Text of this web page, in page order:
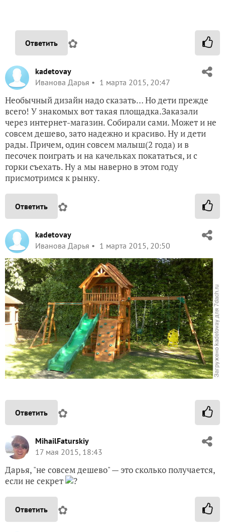
Ответить ✿
kadetovay
Иванова Дарья
1 марта 2015, 20:47
Необычный дизайн надо сказать… Но дети прежде
всего! У знакомых вот такая площадка.Заказали
через интернет-магазин. Собирали сами. Может и не
совсем дешево, зато надежно и красиво. Ну и дети
рады. Причем, один совсем малыш(2 года) и в
песочек поиграть и на качельках покататься, и с
горки съехать. Ну а мы наверно в этом году
присмотримся к рынку.
Ответить ✿
kadetovay
Иванова Дарья
1 марта 2015, 20:50
Ответить ✿
MihailFaturskiy
17 мая 2015, 18:43
Дарья, "не совсем дешево" — это сколько получается,
если не секрет
?
Ответить ✿